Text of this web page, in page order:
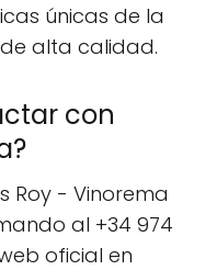
únicas de la
alta calidad.
con
Roy - Vinorema
al +34 974
oficial en